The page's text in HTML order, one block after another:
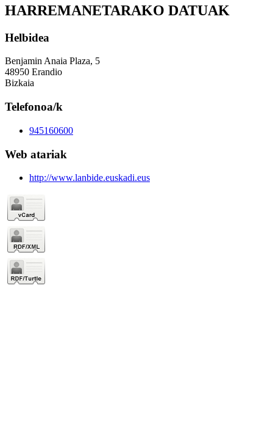
HARREMANETARAKO DATUAK
Helbidea
Benjamin Anaia Plaza, 5
48950 Erandio
Bizkaia
Telefonoa/k
945160600
Web atariak
http://www.lanbide.euskadi.eus